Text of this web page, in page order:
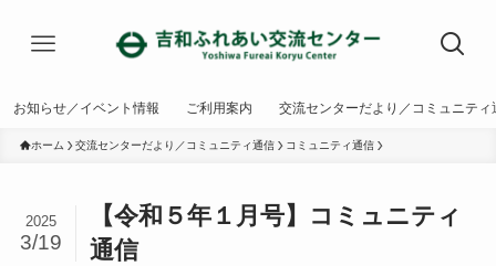
お知らせ／イベント情報 ご利用案内 交流センターだより／コミュニティ
ホーム 交流センターだより／コミュニティ通信 コミュニティ通信
【令和５年１月号】コミュニティ
通信
2025
3/19